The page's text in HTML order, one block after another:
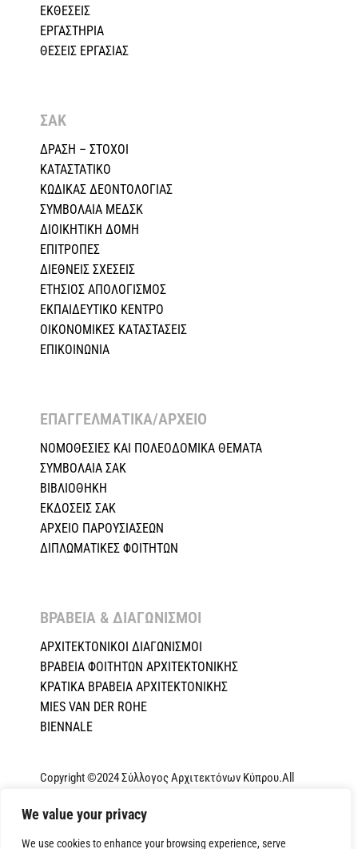
We value your privacy
We use cookies to enhance your browsing experience, serve
ΕΚΘΕΣΕΙΣ
ΕΡΓΑΣΤΗΡΙΑ
ΘΕΣΕΙΣ ΕΡΓΑΣΙΑΣ
ΣΑΚ
ΔΡΑΣΗ – ΣΤΟΧΟΙ
ΚΑΤΑΣΤΑΤΙΚΟ
ΚΩΔΙΚΑΣ ΔΕΟΝΤΟΛΟΓΙΑΣ
ΣΥΜΒΟΛΑΙΑ ΜΕΔΣΚ
ΔΙΟΙΚΗΤΙΚΗ ΔΟΜΗ
ΕΠΙΤΡΟΠΕΣ
ΔΙΕΘΝΕΙΣ ΣΧΕΣEIΣ
ΕΤΗΣΙΟΣ ΑΠΟΛΟΓΙΣΜΟΣ
ΕΚΠΑΙΔΕΥΤΙΚΟ ΚΕΝΤΡΟ
ΟΙΚΟΝΟΜΙΚΕΣ ΚΑΤΑΣΤΑΣΕΙΣ
ΕΠΙΚΟΙΝΩΝΙΑ
ΕΠΑΓΓΕΛΜΑΤΙΚΑ/ΑΡΧΕΙΟ ​
ΝΟΜΟΘΕΣΙΕΣ KAI ΠΟΛΕΟΔΟΜΙΚΑ ΘΕΜΑΤΑ
ΣΥΜΒΟΛΑΙΑ ΣΑΚ
ΒΙΒΛΙΟΘΗΚΗ
ΕΚΔΟΣΕΙΣ ΣΑΚ
ΑΡΧΕΙΟ ΠΑΡΟΥΣΙΑΣΕΩΝ
ΔΙΠΛΩΜΑΤΙΚΕΣ ΦΟΙΤΗΤΩΝ
ΒΡΑΒΕΙΑ & ΔΙΑΓΩΝΙΣΜΟΙ ​
ΑΡΧΙΤΕΚΤΟΝΙΚΟΙ ΔΙΑΓΩΝΙΣΜΟΙ
ΒΡΑΒΕΙΑ ΦΟΙΤΗΤΩΝ ΑΡΧΙΤΕΚΤΟΝΙΚΗΣ
ΚΡΑΤΙΚΑ ΒΡΑΒΕΙΑ ΑΡΧΙΤΕΚΤΟΝΙΚΗΣ
MIES VAN DER ROHE
BIENNALE
Copyright ©2024 Σύλλογος Αρχιτεκτόνων Κύπρου.All
Privacy Policy